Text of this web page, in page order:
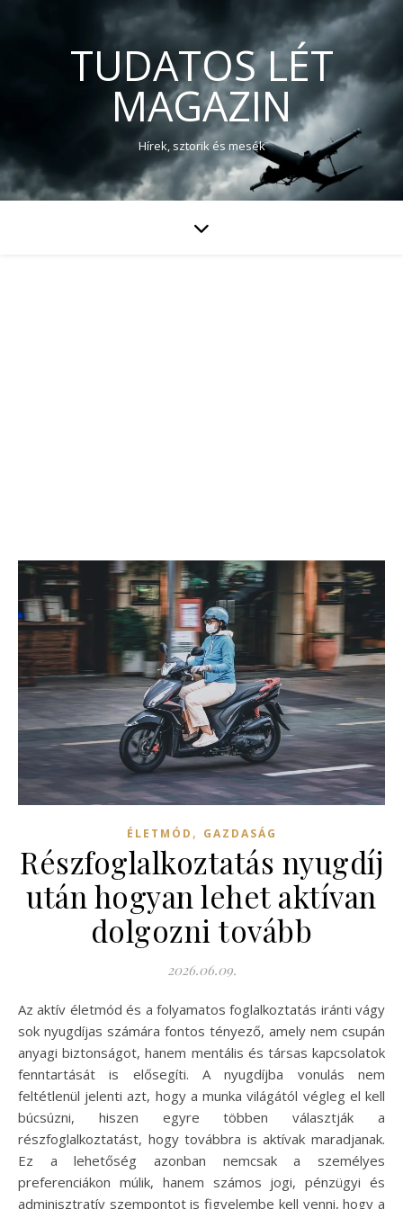
TUDATOS LÉT
MAGAZIN
Hírek, sztorik és mesék
ÉLETMÓD , GAZDASÁG
Részfoglalkoztatás nyugdíj
után hogyan lehet aktívan
dolgozni tovább
2026.06.09.
Az aktív életmód és a folyamatos foglalkoztatás iránti vágy
sok nyugdíjas számára fontos tényező, amely nem csupán
anyagi biztonságot, hanem mentális és társas kapcsolatok
fenntartását is elősegíti. A nyugdíjba vonulás nem
feltétlenül jelenti azt, hogy a munka világától végleg el kell
búcsúzni, hiszen egyre többen választják a
részfoglalkoztatást, hogy továbbra is aktívak maradjanak.
Ez a lehetőség azonban nemcsak a személyes
preferenciákon múlik, hanem számos jogi, pénzügyi és
adminisztratív szempontot is figyelembe kell venni, hogy a